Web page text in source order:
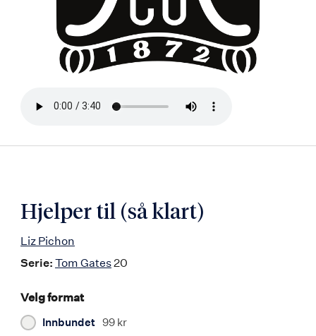
Hjelper til (så klart)
Liz Pichon
Serie: Tom Gates20
Velg format
Innbundet 99 kr